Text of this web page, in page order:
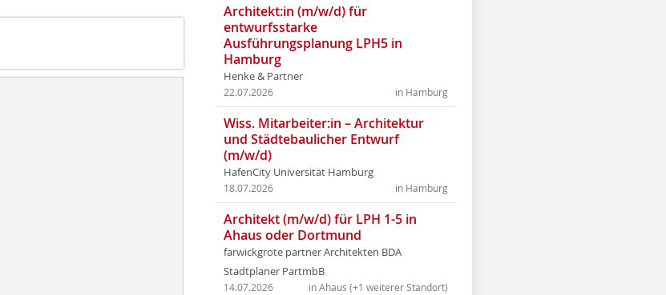
Architekt:in (m/w/d) für
entwurfsstarke
Ausführungsplanung LPH5 in
Hamburg
Henke & Partner
in Hamburg
22.07.2026
Wiss. Mitarbeiter:in – Architektur
und Städtebaulicher Entwurf
(m/w/d)
HafenCity Universität Hamburg
in Hamburg
18.07.2026
Architekt (m/w/d) für LPH 1-5 in
Ahaus oder Dortmund
farwickgrote partner Architekten BDA
Stadtplaner PartmbB
in Ahaus (+1 weiterer Standort)
14.07.2026